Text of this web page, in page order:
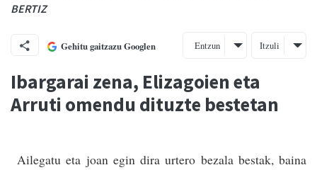
BERTIZ
Gehitu gaitzazu Googlen Entzun Itzuli
Ibargarai zena, Elizagoien eta
Arruti omendu dituzte bestetan
Ailegatu eta joan egin dira urtero bezala bestak, baina